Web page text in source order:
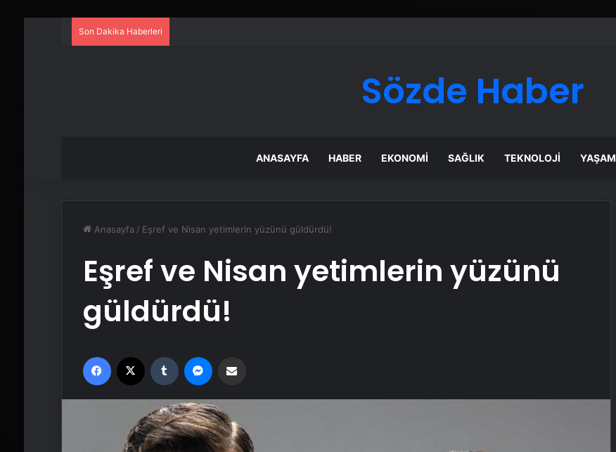
Son Dakika Haberleri
Sözde Haber
ANASAYFA HABER EKONOMI SAĞLIK TEKNOLOJI YAŞAM
Anasayfa / Eşref ve Nisan yetimlerin yüzünü güldürdü!
Eşref ve Nisan yetimlerin yüzünü
güldürdü!
Facebook Tumblr